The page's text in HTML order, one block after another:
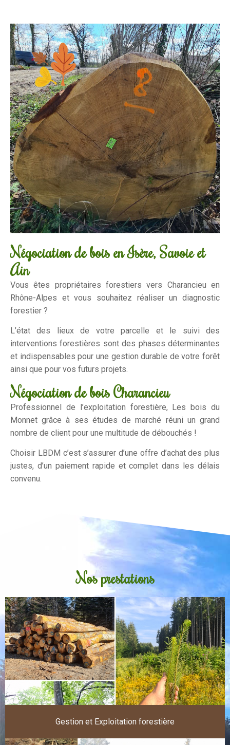
Négociation de bois en Isère, Savoie et
Ain
Vous êtes propriétaires forestiers vers Charancieu en
Rhône-Alpes et vous souhaitez réaliser un diagnostic
forestier ?
L’état des lieux de votre parcelle et le suivi des
interventions forestières sont des phases déterminantes
et indispensables pour une gestion durable de votre forêt
ainsi que pour vos futurs projets.
Négociation de bois Charancieu
Professionnel de l’exploitation forestière, Les bois du
Monnet grâce à ses études de marché réuni un grand
nombre de client pour une multitude de débouchés !
Choisir LBDM c’est s’assurer d’une offre d’achat des plus
justes, d’un paiement rapide et complet dans les délais
convenu.
Nos prestations
Gestion et Exploitation forestière